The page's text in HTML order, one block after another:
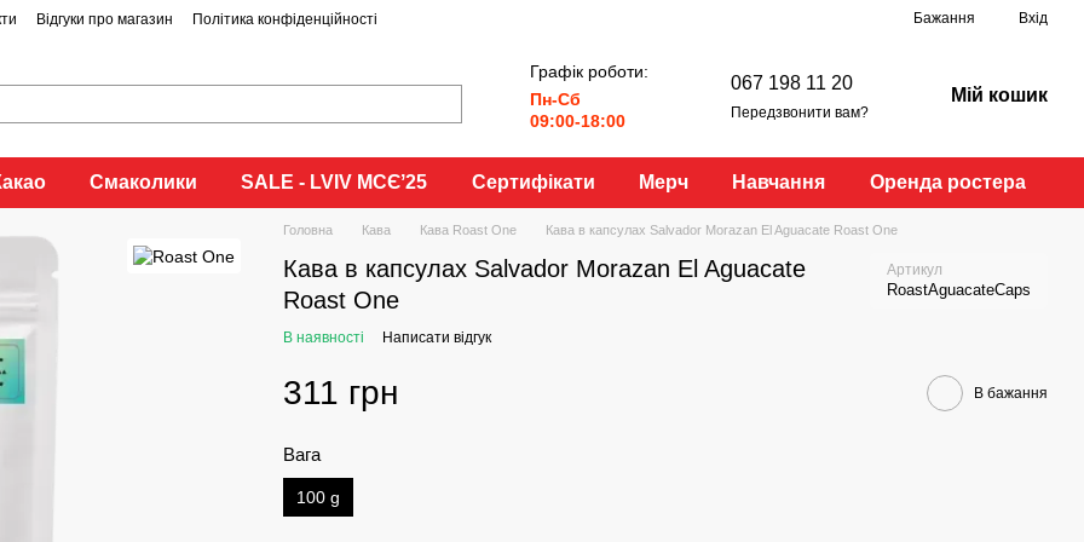
Відгуки про магазин Політика конфіденційності Бажання Вхід
Графік роботи:
Пн-Сб
09:00-18:00
067 198 11 20
Передзвонити вам?
Мій кошик
Смаколики SALE - LVIV MCЄʼ25 Сертифікати Мерч Навчання Оренда ростера
Головна Кава Кава Roast One Кава в капсулах Salvador Morazan El Aguacate Roast One
Кава в капсулах Salvador Morazan El Aguacate
Roast One
Артикул
RoastAguacateCaps
В наявності Написати відгук
311 грн В бажання
Вага
100 g